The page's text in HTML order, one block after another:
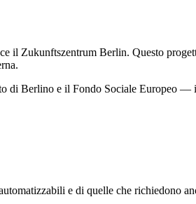
il Zukunftszentrum Berlin. Questo
Berlino e il Fondo Sociale Europeo —
e di quelle che richiedono